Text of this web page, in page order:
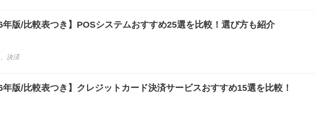
年版/比較表つき】POSシステムおすすめ25選を比較！選び方も紹介
決済
年版/比較表つき】クレジットカード決済サービスおすすめ15選を比較！